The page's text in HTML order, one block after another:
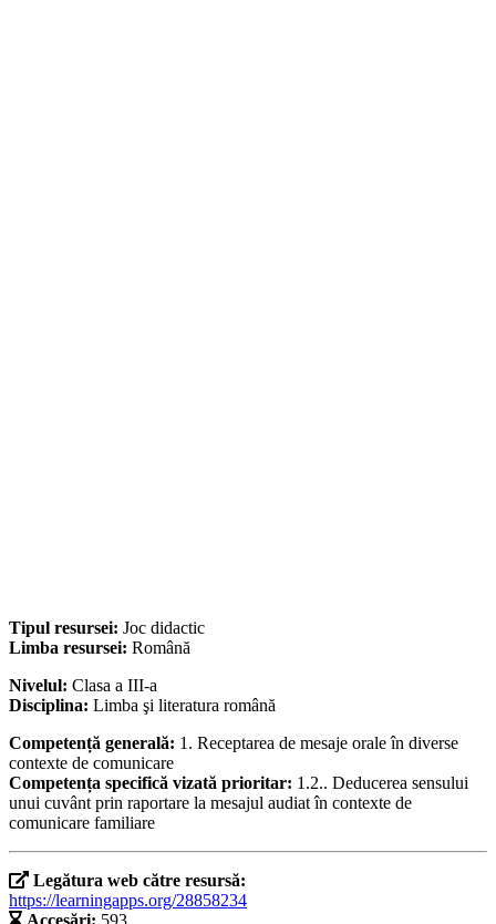
Tipul resursei: Joc didactic
Limba resursei: Română
Nivelul: Clasa a III-a
Disciplina: Limba şi literatura română
Competență generală: 1. Receptarea de mesaje orale în diverse
contexte de comunicare
Competența specifică vizată prioritar: 1.2.. Deducerea sensului
unui cuvânt prin raportare la mesajul audiat în contexte de
comunicare familiare
Legătura web către resursă:
https://learningapps.org/28858234